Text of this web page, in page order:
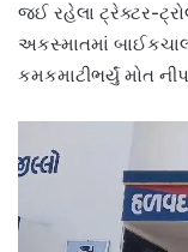
જઈ રહેલા ટ્રેક્ટર-
અકસ્માતમાં
કમકમાટીભર્યું મોત